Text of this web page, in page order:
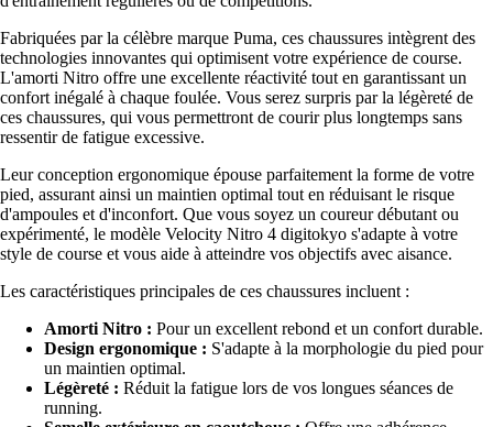
Fabriquées par la célèbre marque Puma, ces chaussures intègrent des
technologies innovantes qui optimisent votre expérience de course.
L'amorti Nitro offre une excellente réactivité tout en garantissant un
confort inégalé à chaque foulée. Vous serez surpris par la légèreté de
ces chaussures, qui vous permettront de courir plus longtemps sans
ressentir de fatigue excessive.
Leur conception ergonomique épouse parfaitement la forme de votre
pied, assurant ainsi un maintien optimal tout en réduisant le risque
d'ampoules et d'inconfort. Que vous soyez un coureur débutant ou
expérimenté, le modèle Velocity Nitro 4 digitokyo s'adapte à votre
style de course et vous aide à atteindre vos objectifs avec aisance.
Les caractéristiques principales de ces chaussures incluent :
Amorti Nitro : Pour un excellent rebond et un confort durable.
Design ergonomique : S'adapte à la morphologie du pied pour
un maintien optimal.
Légèreté : Réduit la fatigue lors de vos longues séances de
running.